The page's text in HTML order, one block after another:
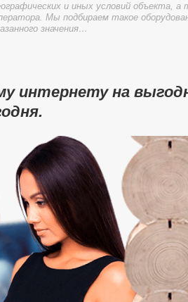
и иных условий объекта, а
Мы подбираем такое
значения…
интернету на